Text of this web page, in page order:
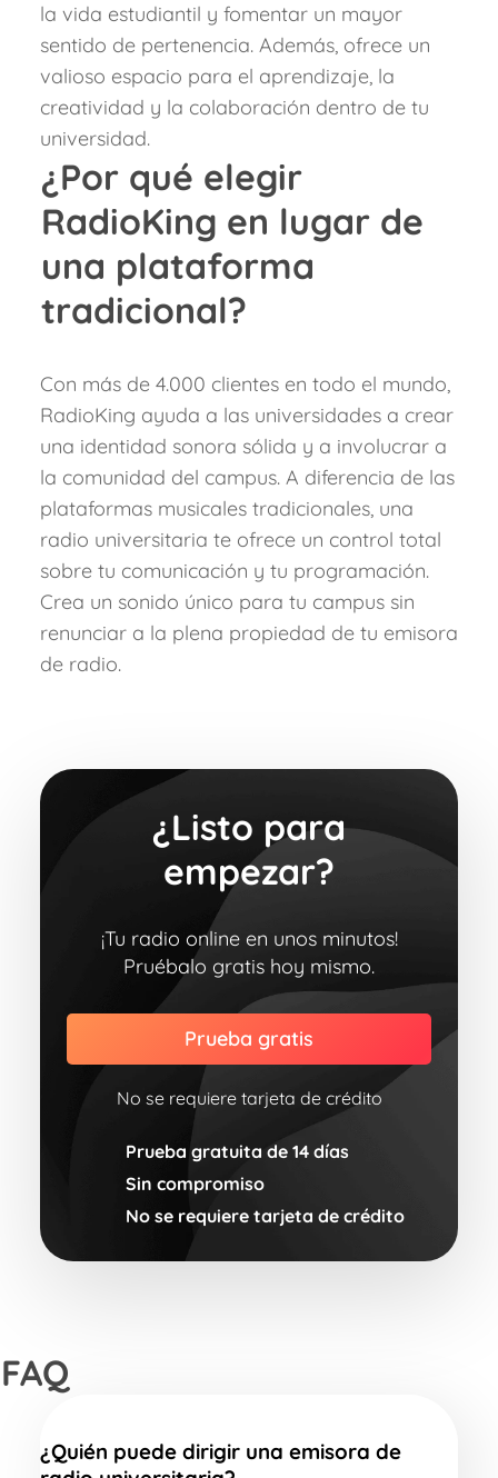
la vida estudiantil y fomentar un mayor
sentido de pertenencia. Además, ofrece un
valioso espacio para el aprendizaje, la
creatividad y la colaboración dentro de tu
universidad.
¿Por qué elegir
RadioKing en lugar de
una plataforma
tradicional?
Con más de 4.000 clientes en todo el mundo,
RadioKing ayuda a las universidades a crear
una identidad sonora sólida y a involucrar a
la comunidad del campus. A diferencia de las
plataformas musicales tradicionales, una
radio universitaria te ofrece un control total
sobre tu comunicación y tu programación.
Crea un sonido único para tu campus sin
renunciar a la plena propiedad de tu emisora
de radio.
¿Listo para
empezar?
¡Tu radio online en unos minutos!
Pruébalo gratis hoy mismo.
Prueba gratis
No se requiere tarjeta de crédito
Prueba gratuita de 14 días
Sin compromiso
No se requiere tarjeta de crédito
FAQ
¿Quién puede dirigir una emisora de